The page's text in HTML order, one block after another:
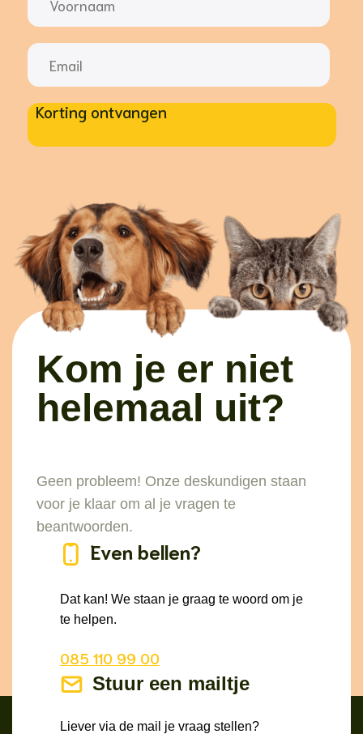
Korting ontvangen
Kom je er niet
helemaal uit?
Geen probleem! Onze deskundigen staan
voor je klaar om al je vragen te
beantwoorden.
Even bellen?
Dat kan! We staan je graag te woord om je
te helpen.
085 110 99 00
Stuur een mailtje
Liever via de mail je vraag stellen?